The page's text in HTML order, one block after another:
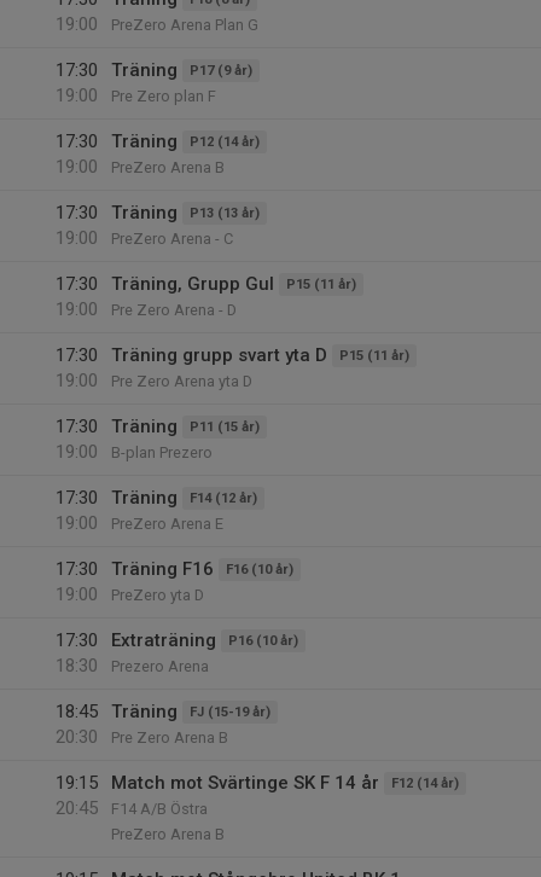
19:00
PreZero Arena Plan G
17:30
19:00
Träning P17 (9 år)
Pre Zero plan F
17:30
19:00
Träning P12 (14 år)
PreZero Arena B
17:30
19:00
Träning P13 (13 år)
PreZero Arena - C
17:30
19:00
Träning, Grupp Gul P15 (11 år)
Pre Zero Arena - D
17:30
19:00
Träning grupp svart yta D P15 (11 år)
Pre Zero Arena yta D
17:30
19:00
Träning P11 (15 år)
B-plan Prezero
17:30
19:00
Träning F14 (12 år)
PreZero Arena E
17:30
19:00
Träning F16 F16 (10 år)
PreZero yta D
17:30
18:30
Extraträning P16 (10 år)
Prezero Arena
18:45
20:30
Träning FJ (15-19 år)
Pre Zero Arena B
19:15
20:45
Match mot Svärtinge SK F 14 år F12 (14 år)
F14 A/B Östra
PreZero Arena B